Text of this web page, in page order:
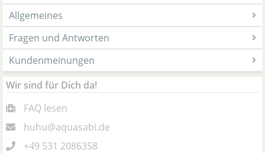
Allgemeines
Fragen und Antworten
Kundenmeinungen
Wir sind für Dich da!
FAQ lesen
huhu@aquasabi.de
+49 531 2086358